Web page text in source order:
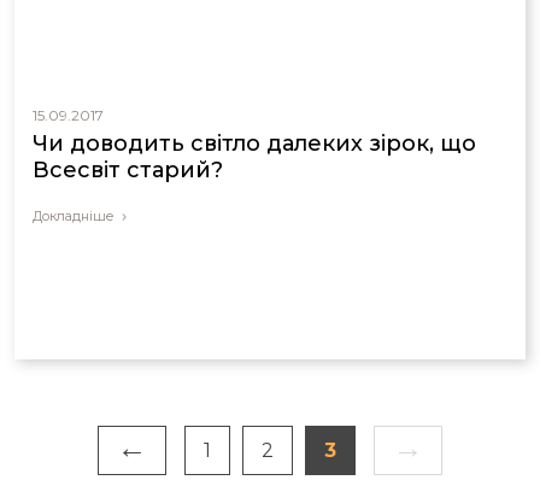
15.09.2017
Чи доводить світло далеких зірок, що
Всесвіт старий?
Докладніше
← 1 2 3 →